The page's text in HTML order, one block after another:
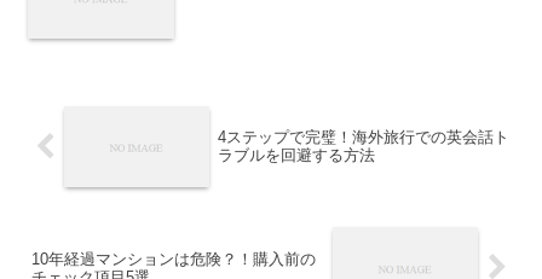
4ステップで完璧！海外旅行での英会話ト
ラブルを回避する方法
10年経過マンションは危険？！購入前の